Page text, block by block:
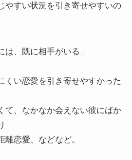
やすい状況を引き寄せやすいの
、既に相手がいる」
くい恋愛を引き寄せやすかった
て、なかなか会えない彼にばか
離恋愛、などなど。